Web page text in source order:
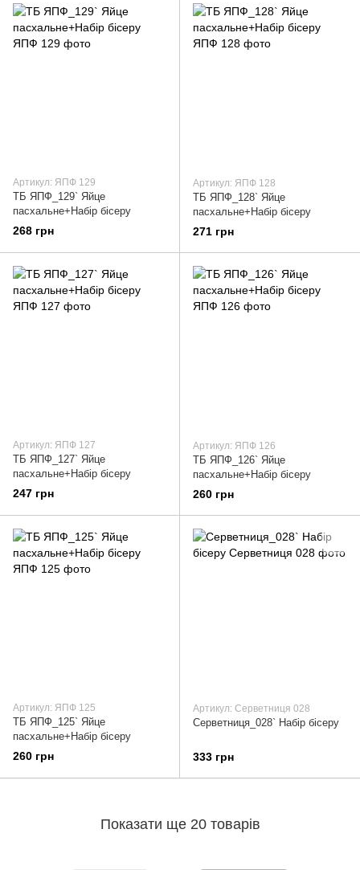
Артикул: ЯПФ 129
ТБ ЯПФ_129` Яйце
пасхальне+Набір бісеру
268 грн
Артикул: ЯПФ 128
ТБ ЯПФ_128` Яйце
пасхальне+Набір бісеру
271 грн
Артикул: ЯПФ 127
ТБ ЯПФ_127` Яйце
пасхальне+Набір бісеру
247 грн
Артикул: ЯПФ 126
ТБ ЯПФ_126` Яйце
пасхальне+Набір бісеру
260 грн
Артикул: ЯПФ 125
ТБ ЯПФ_125` Яйце
пасхальне+Набір бісеру
260 грн
Артикул: Серветниця 028
Серветниця_028` Набір бісеру
333 грн
Показати ще 20 товарів